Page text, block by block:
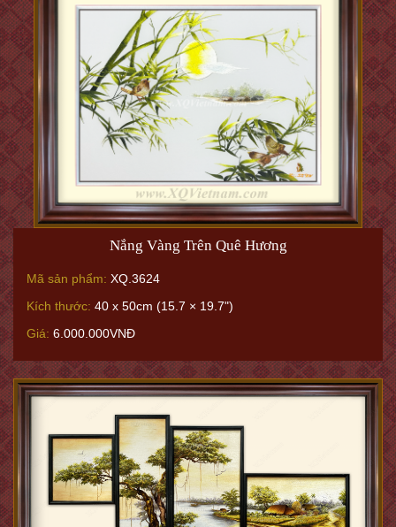
Nắng Vàng Trên Quê Hương
Mã sản phẩm: XQ.3624
Kích thước: 40 x 50cm (15.7 × 19.7")
Giá: 6.000.000VNĐ